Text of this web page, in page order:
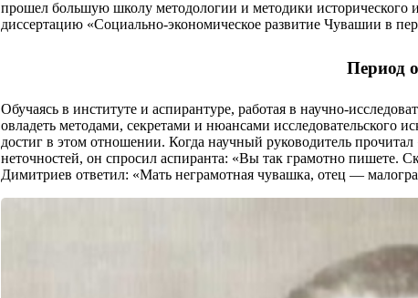
прошел большую школу методологии и методики
диссертацию «Социально-экономическое развитие Чувашии в
Период
Обучаясь в институте и аспирантуре, работая в научно-
овладеть методами, секретами и нюансами исследовательского
достиг в этом отношении. Когда научный руководитель
неточностей, он спросил аспиранта: «Вы так грамотно пишете.
Димитриев ответил: «Мать неграмотная чувашка, отец —